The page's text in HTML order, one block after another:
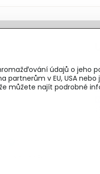
údajů o jeho
v EU, USA nebo
můžete najít podrobné